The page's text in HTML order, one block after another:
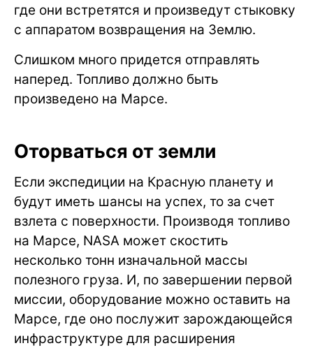
где они встретятся и произведут стыковку
с аппаратом возвращения на Землю.
Слишком много придется отправлять
наперед. Топливо должно быть
произведено на Марсе.
Оторваться от земли
Если экспедиции на Красную планету и
будут иметь шансы на успех, то за счет
взлета с поверхности. Производя топливо
на Марсе, NASA может скостить
несколько тонн изначальной массы
полезного груза. И, по завершении первой
миссии, оборудование можно оставить на
Марсе, где оно послужит зарождающейся
инфраструктуре для расширения